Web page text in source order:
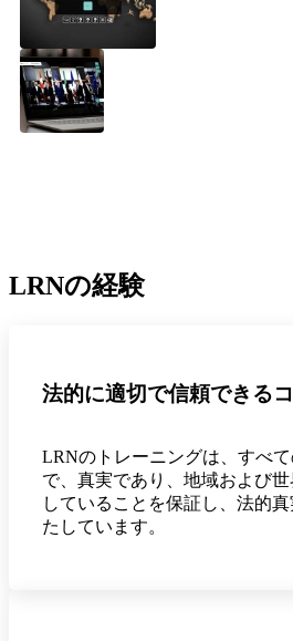
LRNの経験
法的に適切で信頼できる
LRNのトレーニングは、すべ
で、真実であり、地域および
していることを保証し、法的
たしています。